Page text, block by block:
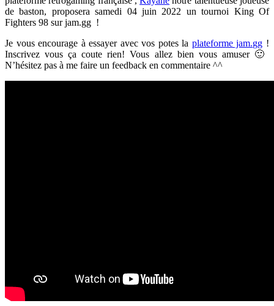
de baston, proposera samedi 04 juin 2022 un tournoi King Of
Fighters 98 sur jam.gg !
Je vous encourage à essayer avec vos potes la plateforme jam.gg !
Inscrivez vous ça coute rien! Vous allez bien vous amuser 🙂
N’hésitez pas à me faire un feedback en commentaire ^^